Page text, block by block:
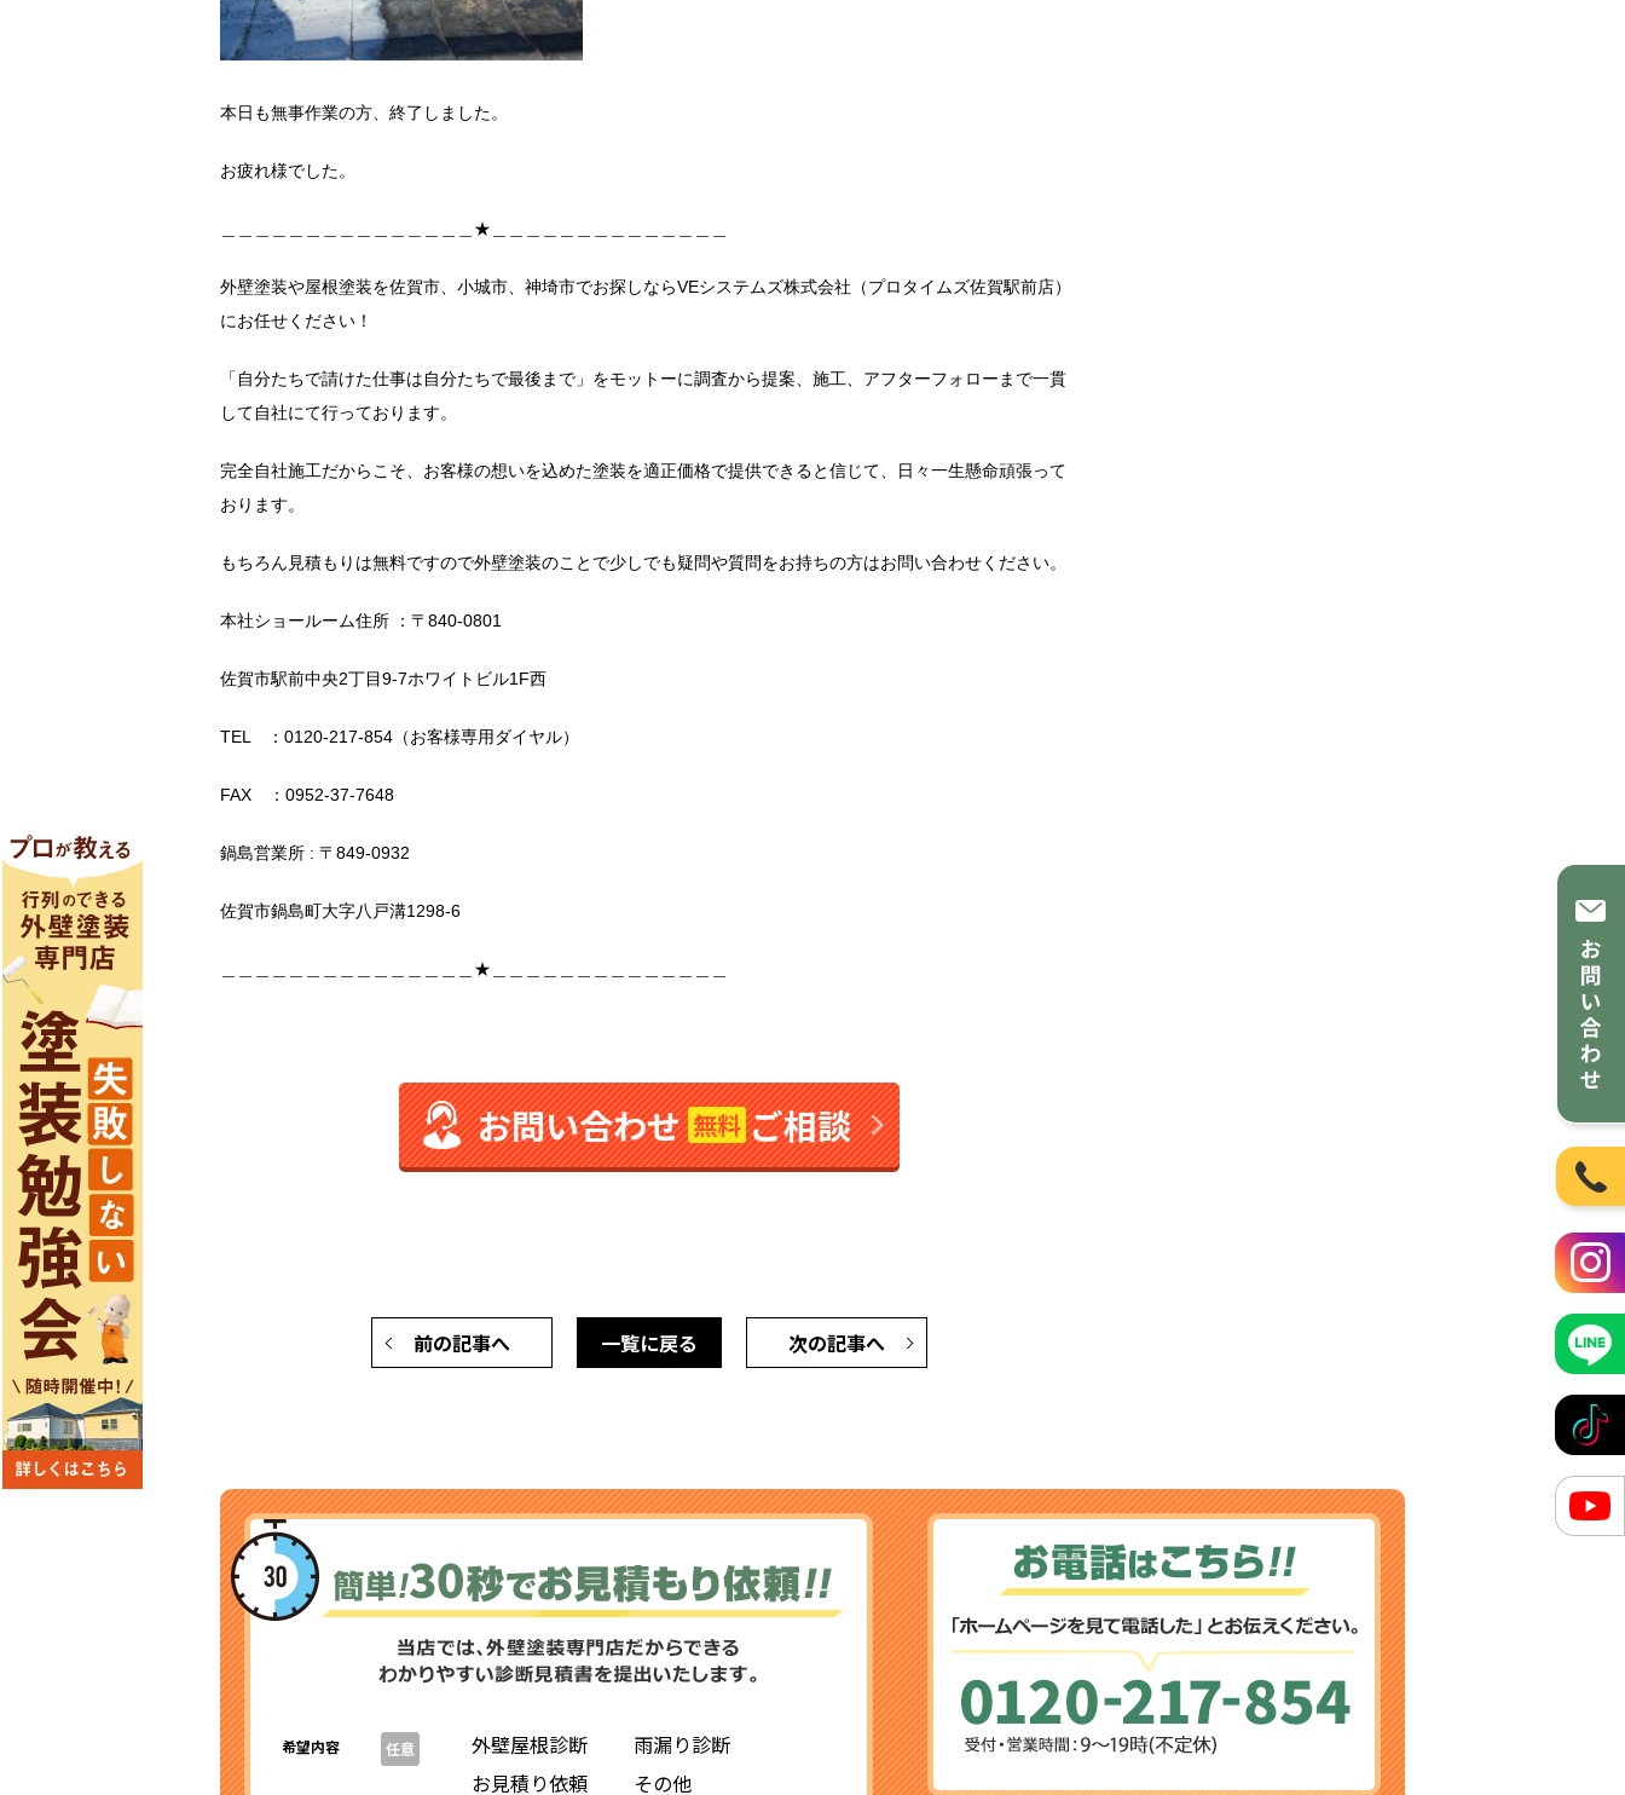
本日も無事作業の方、終了しました。
お疲れ様でした。
＿＿＿＿＿＿＿＿＿＿＿＿＿＿＿★＿＿＿＿＿＿＿＿＿＿＿＿＿＿
外壁塗装や屋根塗装を佐賀市、小城市、神埼市でお探しならVEシステムズ株式会社（プロタイムズ佐賀駅前店）
にお任せください！
「自分たちで請けた仕事は自分たちで最後まで」をモットーに調査から提案、施工、アフターフォローまで一貫
して自社にて行っております。
完全自社施工だからこそ、お客様の想いを込めた塗装を適正価格で提供できると信じて、日々一生懸命頑張って
おります。
もちろん見積もりは無料ですので外壁塗装のことで少しでも疑問や質問をお持ちの方はお問い合わせください。
本社ショールーム住所 ：〒840-0801
佐賀市駅前中央2丁目9-7ホワイトビル1F西
TEL ：0120-217-854（お客様専用ダイヤル）
FAX ：0952-37-7648
鍋島営業所 : 〒849-0932
佐賀市鍋島町大字八戸溝1298-6
＿＿＿＿＿＿＿＿＿＿＿＿＿＿＿★＿＿＿＿＿＿＿＿＿＿＿＿＿＿
お問い合わせ無料 ご相談
前の記事へ 次の記事へ
一覧に戻る
希望内容 任意 外壁屋根診断
雨漏り診断
お見積り依頼
その他